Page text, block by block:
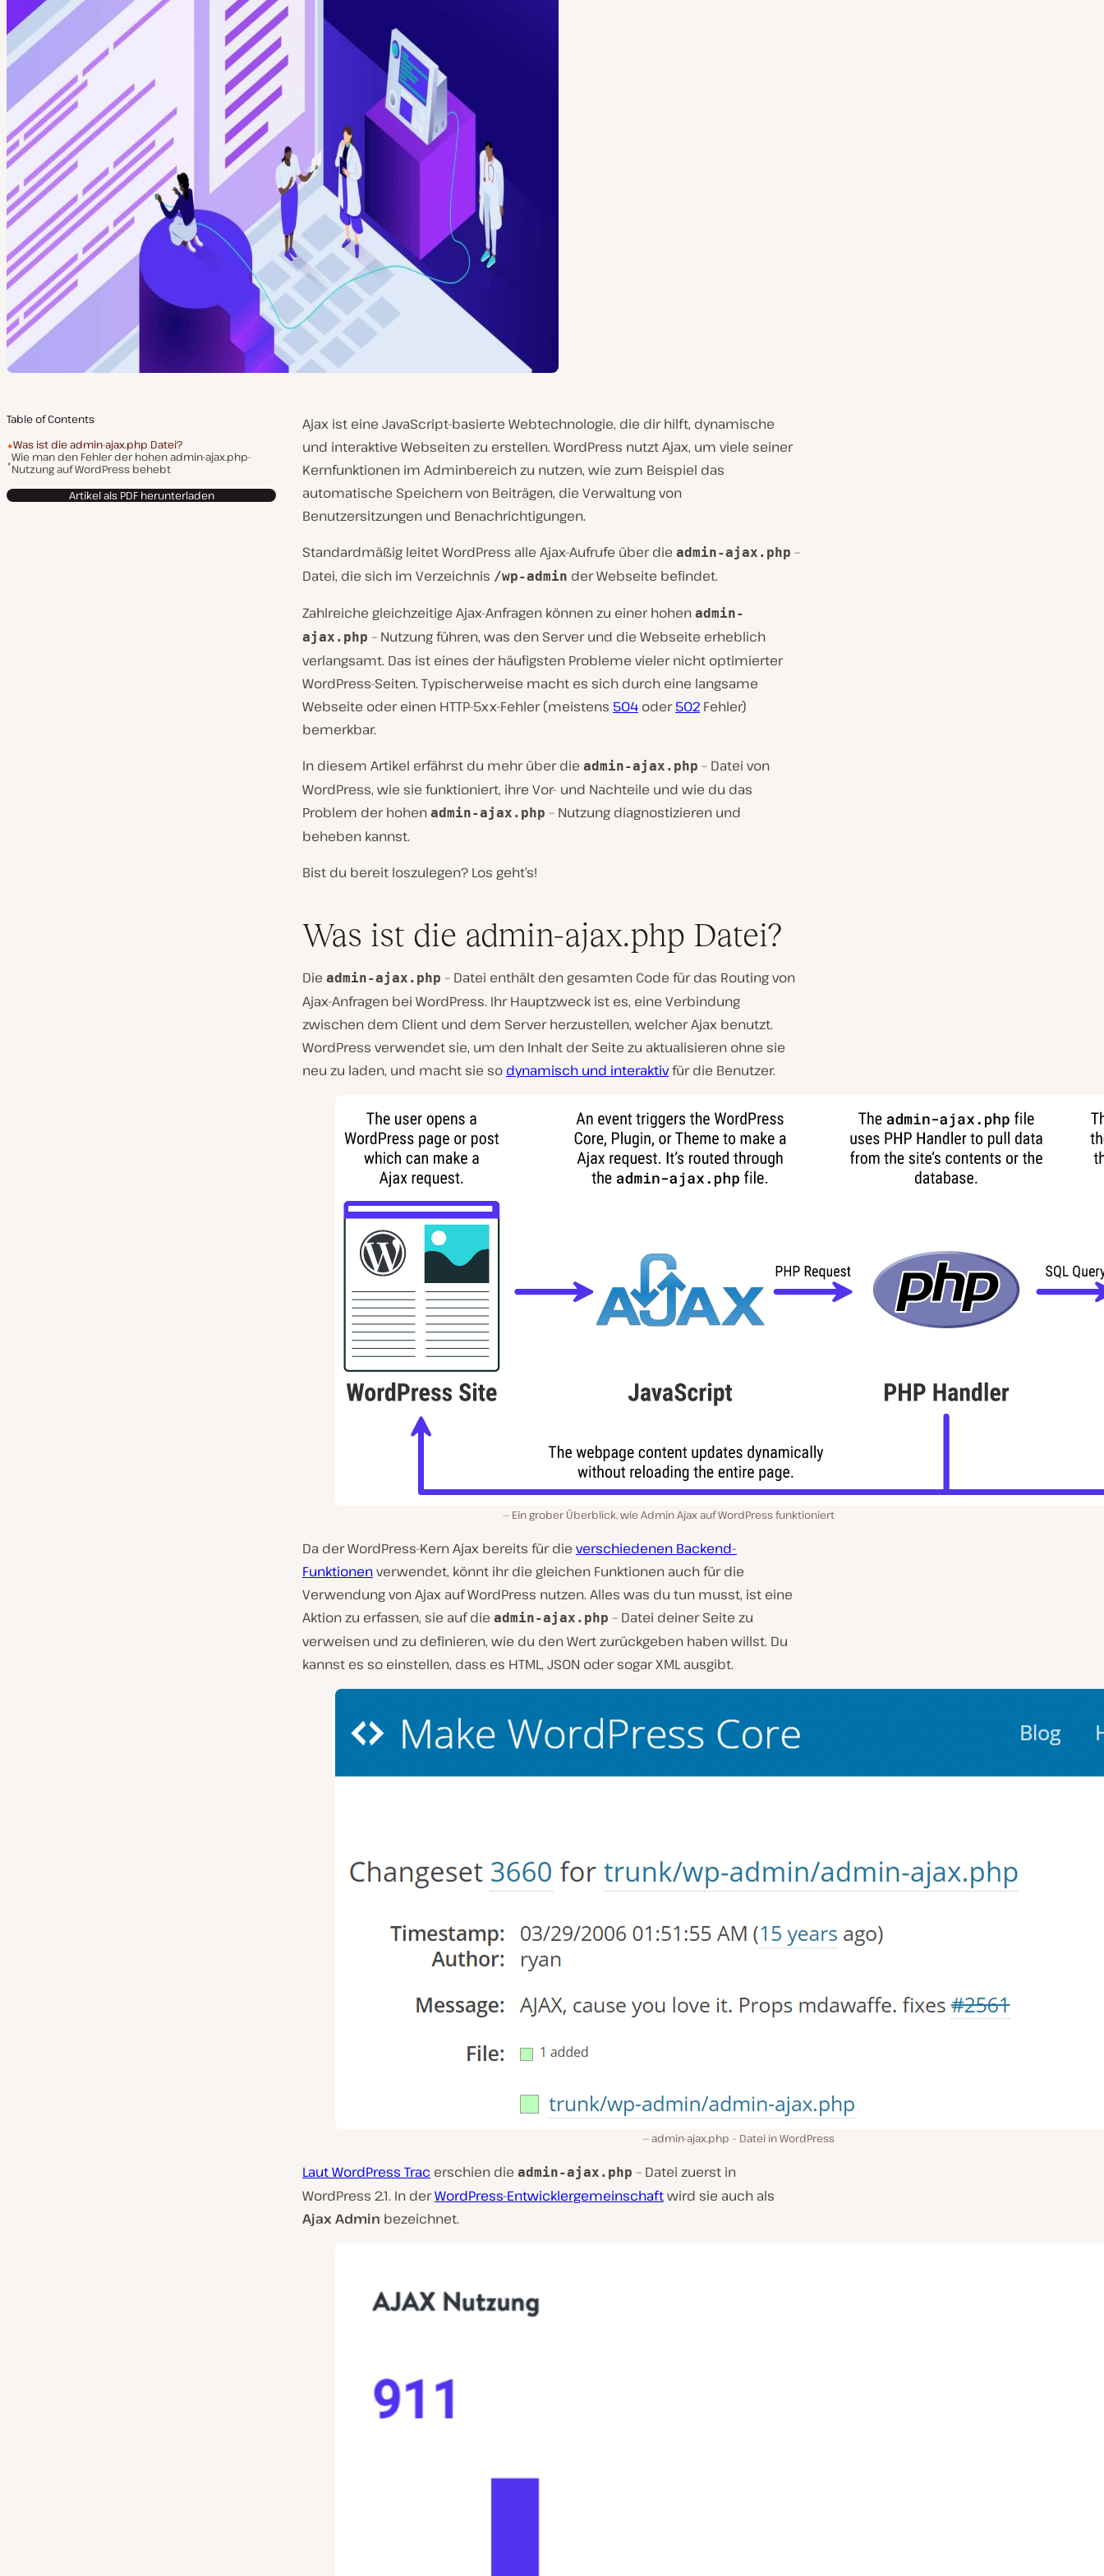
Table of Contents
Was ist die admin-ajax.php Datei?
Wie man den Fehler der hohen admin-ajax.php-
Nutzung auf WordPress behebt
Artikel als PDF herunterladen
Ajax ist eine JavaScript-basierte Webtechnologie, die dir hilft, dynamische
und interaktive Webseiten zu erstellen. WordPress nutzt Ajax, um viele seiner
Kernfunktionen im Adminbereich zu nutzen, wie zum Beispiel das
automatische Speichern von Beiträgen, die Verwaltung von
Benutzersitzungen und Benachrichtigungen.
Standardmäßig leitet WordPress alle Ajax-Aufrufe über die admin-ajax.php –
Datei, die sich im Verzeichnis /wp-admin der Webseite befindet.
Zahlreiche gleichzeitige Ajax-Anfragen können zu einer hohen admin-
ajax.php – Nutzung führen, was den Server und die Webseite erheblich
verlangsamt. Das ist eines der häufigsten Probleme vieler nicht optimierter
WordPress-Seiten. Typischerweise macht es sich durch eine langsame
Webseite oder einen HTTP-5xx-Fehler (meistens 504 oder502 Fehler)
bemerkbar.
In diesem Artikel erfährst du mehr über die admin-ajax.php – Datei von
WordPress, wie sie funktioniert, ihre Vor- und Nachteile und wie du das
Problem der hohen admin-ajax.php – Nutzung diagnostizieren und
beheben kannst.
Bist du bereit loszulegen? Los geht’s!
Was ist die admin-ajax.php Datei?
Die admin-ajax.php – Datei enthält den gesamten Code für das Routing von
Ajax-Anfragen bei WordPress. Ihr Hauptzweck ist es, eine Verbindung
zwischen dem Client und dem Server herzustellen, welcher Ajax benutzt.
WordPress verwendet sie, um den Inhalt der Seite zu aktualisieren ohne sie
neu zu laden, und macht sie so dynamisch und interaktivfür die Benutzer.
Ein grober Überblick, wie Admin Ajax auf WordPress funktioniert
Da der WordPress-Kern Ajax bereits für die verschiedenen Backend-
Funktionenverwendet, könnt ihr die gleichen Funktionen auch für die
Verwendung von Ajax auf WordPress nutzen. Alles was du tun musst, ist eine
Aktion zu erfassen, sie auf die admin-ajax.php – Datei deiner Seite zu
verweisen und zu definieren, wie du den Wert zurückgeben haben willst. Du
kannst es so einstellen, dass es HTML, JSON oder sogar XML ausgibt.
admin-ajax.php – Datei in WordPress
Laut WordPress Trac erschien die admin-ajax.php – Datei zuerst in
WordPress 2.1. In derWordPress-Entwicklergemeinschaftwird sie auch als
Ajax Admin bezeichnet.